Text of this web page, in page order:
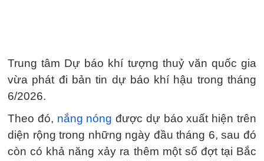
Trung tâm Dự báo khí tượng thuỷ văn quốc gia
vừa phát đi bản tin dự báo khí hậu trong tháng
6/2026.
Theo đó, nắng nóng được dự báo xuất hiện trên
diện rộng trong những ngày đầu tháng 6, sau đó
còn có khả năng xảy ra thêm một số đợt tại Bắc